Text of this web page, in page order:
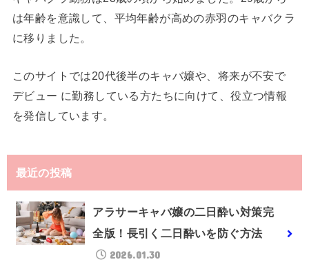
は年齢を意識して、平均年齢が高めの赤羽のキャバクラ
に移りました。
このサイトでは20代後半のキャバ嬢や、将来が不安で
デビュー に勤務している方たちに向けて、役立つ情報
を発信しています。
最近の投稿
アラサーキャバ嬢の二日酔い対策完
全版！長引く二日酔いを防ぐ方法
2026.01.30